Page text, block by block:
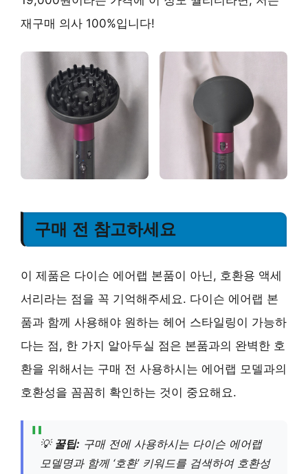
재구매 의사 100%입니다!
구매 전 참고하세요
이 제품은 다이슨 에어랩 본품이 아닌, 호환용 액세
서리라는 점을 꼭 기억해주세요. 다이슨 에어랩 본
품과 함께 사용해야 원하는 헤어 스타일링이 가능하
다는 점, 한 가지 알아두실 점은 본품과의 완벽한 호
환을 위해서는 구매 전 사용하시는 에어랩 모델과의
호환성을 꼼꼼히 확인하는 것이 중요해요.
💡 꿀팁: 구매 전에 사용하시는 다이슨 에어랩
모델명과 함께 ‘호환’ 키워드를 검색하여 호환성